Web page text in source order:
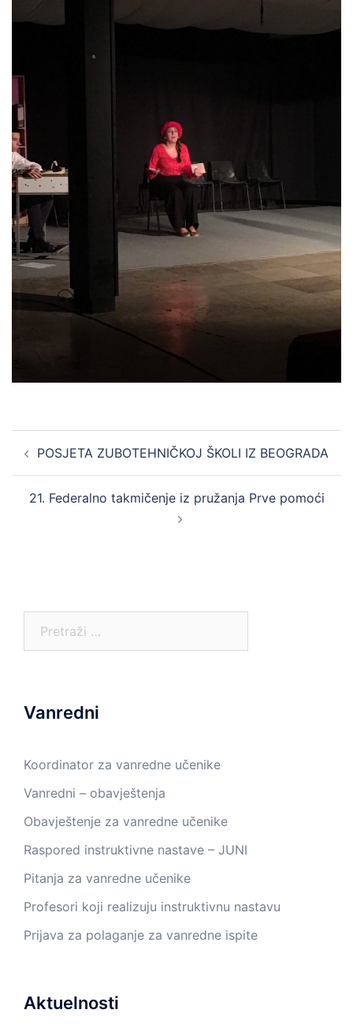
navigation
POSJETA ZUBOTEHNIČKOJ ŠKOLI IZ BEOGRADA
21. Federalno takmičenje iz pružanja Prve pomoći
Vanredni
Koordinator za vanredne učenike
Vanredni – obavještenja
Obavještenje za vanredne učenike
Raspored instruktivne nastave – JUNI
Pitanja za vanredne učenike
Profesori koji realizuju instruktivnu nastavu
Prijava za polaganje za vanredne ispite
Aktuelnosti